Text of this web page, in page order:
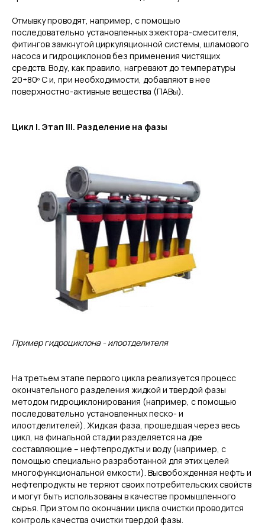
Отмывку проводят, например, с помощью
последовательно установленных эжектора-смесителя,
фитингов замкнутой циркуляционной системы, шламового
насоса и гидроциклонов без применения чистящих
средств. Воду, как правило, нагревают до температуры
20÷80º С и, при необходимости, добавляют в нее
поверхностно-активные вещества (ПАВы).
Цикл I. Этап III. Разделение на фазы
Пример гидроциклона - илоотделителя
На третьем этапе первого цикла реализуется процесс
окончательного разделения жидкой и твердой фазы
методом гидроциклонирования (например, с помощью
последовательно установленных песко- и
илоотделителей). Жидкая фаза, прошедшая через весь
цикл, на финальной стадии разделяется на две
составляющие – нефтепродукты и воду (например, с
помощью специально разработанной для этих целей
многофункциональной емкости). Высвобожденная нефть и
нефтепродукты не теряют своих потребительских свойств
и могут быть использованы в качестве промышленного
сырья. При этом по окончании цикла очистки проводится
контроль качества очистки твердой фазы.